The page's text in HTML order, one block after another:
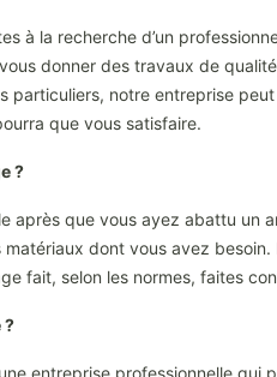
à la recherche d’un
donner des travaux de
particuliers, notre entreprise
que vous satisfaire.
?
après que vous ayez abattu un
dont vous avez
fait, selon les normes, faites
?
entreprise professionnelle